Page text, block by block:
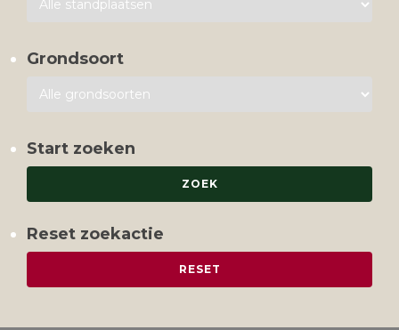
Grondsoort
Start zoeken
Reset zoekactie